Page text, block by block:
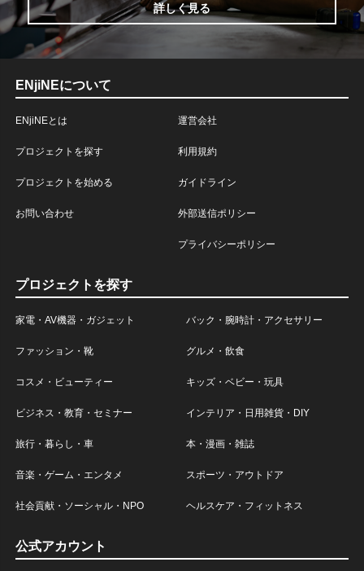
詳しく見る
ENjiNEについて
ENjiNEとは
プロジェクトを探す
プロジェクトを始める
お問い合わせ
運営会社
利用規約
ガイドライン
外部送信ポリシー
プライバシーポリシー
プロジェクトを探す
家電・AV機器・ガジェット バック・腕時計・アクセサリー
ファッション・靴 グルメ・飲食
コスメ・ビューティー キッズ・ベビー・玩具
ビジネス・教育・セミナー インテリア・日用雑貨・DIY
旅行・暮らし・車 本・漫画・雑誌
音楽・ゲーム・エンタメ スポーツ・アウトドア
社会貢献・ソーシャル・NPO ヘルスケア・フィットネス
公式アカウント